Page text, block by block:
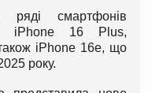
смартфонів
iPhone 16 Plus,
iPhone 16e, що
року.